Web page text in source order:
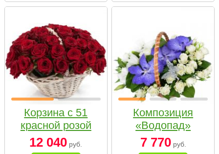
Корзина с 51
красной розой
12 040 руб.
Композиция
«Водопад»
7 770руб.